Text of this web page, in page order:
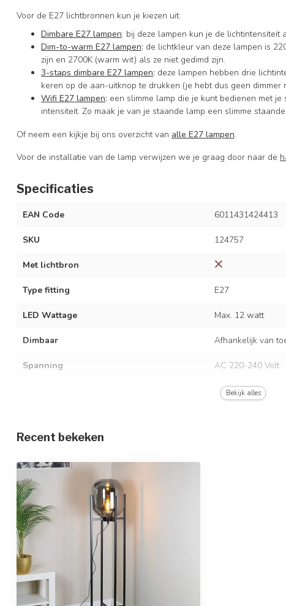
Voor de E27 lichtbronnen kun je kiezen uit:
Dimbare E27 lampen: bij deze lampen kun je de lichtintensiteit
Dim-to-warm E27 lampen: de lichtkleur van deze lampen is
zijn en 2700K (warm wit) als ze niet gedimd zijn.
3-staps dimbare E27 lampen: deze lampen hebben drie
keren op de aan-uitknop te drukken (je hebt dus geen dimmer
Wifi E27 lampen: een slimme lamp die je kunt bedienen met
intensiteit. Zo maak je van je staande lamp een slimme
Of neem een kijkje bij ons overzicht van alle E27 lampen.
Voor de installatie van de lamp verwijzen we je graag door naar de
Specificaties
EAN Code 6011431424413
SKU 124757
Met lichtbron
Type fitting E27
LED Wattage Max. 12 watt
Dimbaar Afhankelijk van
Spanning AC 220-240 Volt
50/60 Hz
Materiaal
Afmetingen
In hoogte verstelbaar
Beschermingsgraad
Beschermingsklasse
Sensor
Bekijk alles
Recent bekeken